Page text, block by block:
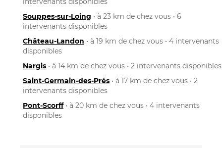
Souppes-sur-Loing • à 23 km de chez vous • 6
intervenants disponibles
Château-Landon • à 19 km de chez vous • 4 intervenants
disponibles
Nargis • à 14 km de chez vous • 2 intervenants disponibles
Saint-Germain-des-Prés • à 17 km de chez vous • 2
intervenants disponibles
Pont-Scorff• à 20 km de chez vous • 4 intervenants
disponibles